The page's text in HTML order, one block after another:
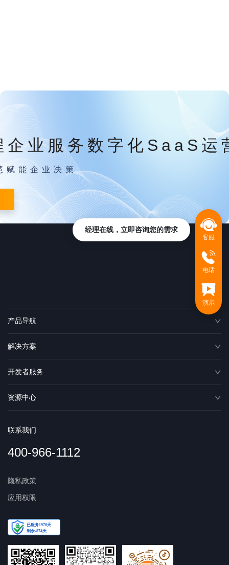
企业服务数字化SaaS运
赋能企业决策
产品导航
解决方案
开发者服务
资源中心
联系我们
400-966-1112
隐私政策
应用权限
客服
电话
演示
经理在线，立即咨询您的需求